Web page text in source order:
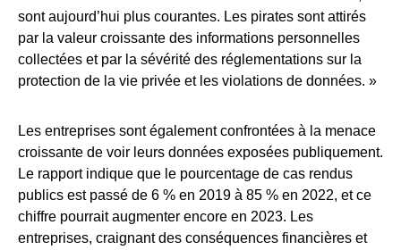
sont aujourd’hui plus courantes. Les pirates sont attirés
par la valeur croissante des informations personnelles
collectées et par la sévérité des réglementations sur la
protection de la vie privée et les violations de données. »
Les entreprises sont également confrontées à la menace
croissante de voir leurs données exposées publiquement.
Le rapport indique que le pourcentage de cas rendus
publics est passé de 6 % en 2019 à 85 % en 2022, et ce
chiffre pourrait augmenter encore en 2023. Les
entreprises, craignant des conséquences financières et